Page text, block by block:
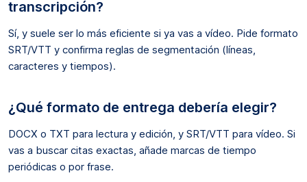
transcripción?
Sí, y suele ser lo más eficiente si ya vas a vídeo. Pide formato
SRT/VTT y confirma reglas de segmentación (líneas,
caracteres y tiempos).
¿Qué formato de entrega debería elegir?
DOCX o TXT para lectura y edición, y SRT/VTT para vídeo. Si
vas a buscar citas exactas, añade marcas de tiempo
periódicas o por frase.